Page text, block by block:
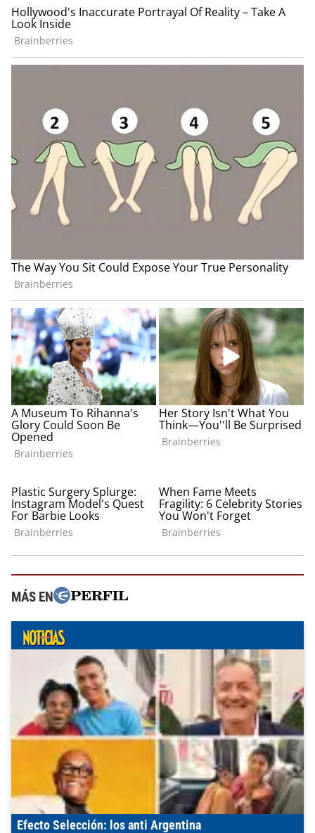
MÁS EN
Efecto Selección: los anti Argentina